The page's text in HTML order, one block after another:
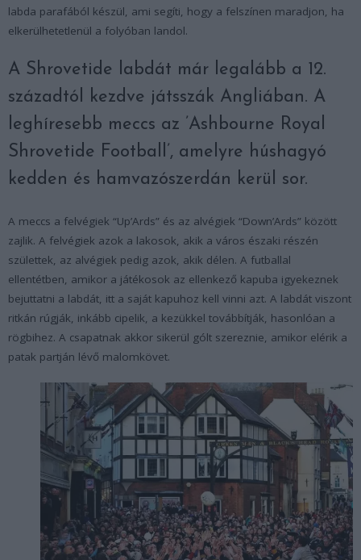
labda parafából készül, ami segíti, hogy a felszínen maradjon, ha
elkerülhetetlenül a folyóban landol.
A Shrovetide labdát már legalább a 12.
századtól kezdve játsszák Angliában. A
leghíresebb meccs az ’Ashbourne Royal
Shrovetide Football’, amelyre húshagyó
kedden és hamvazószerdán kerül sor.
A meccs a felvégiek “Up’Ards” és az alvégiek “Down’Ards” között
zajlik. A felvégiek azok a lakosok, akik a város északi részén
születtek, az alvégiek pedig azok, akik délen. A futballal
ellentétben, amikor a játékosok az ellenkező kapuba igyekeznek
bejuttatni a labdát, itt a saját kapuhoz kell vinni azt. A labdát viszont
ritkán rúgják, inkább cipelik, a kezükkel továbbítják, hasonlóan a
rögbihez. A csapatnak akkor sikerül gólt szereznie, amikor elérik a
patak partján lévő malomkövet.